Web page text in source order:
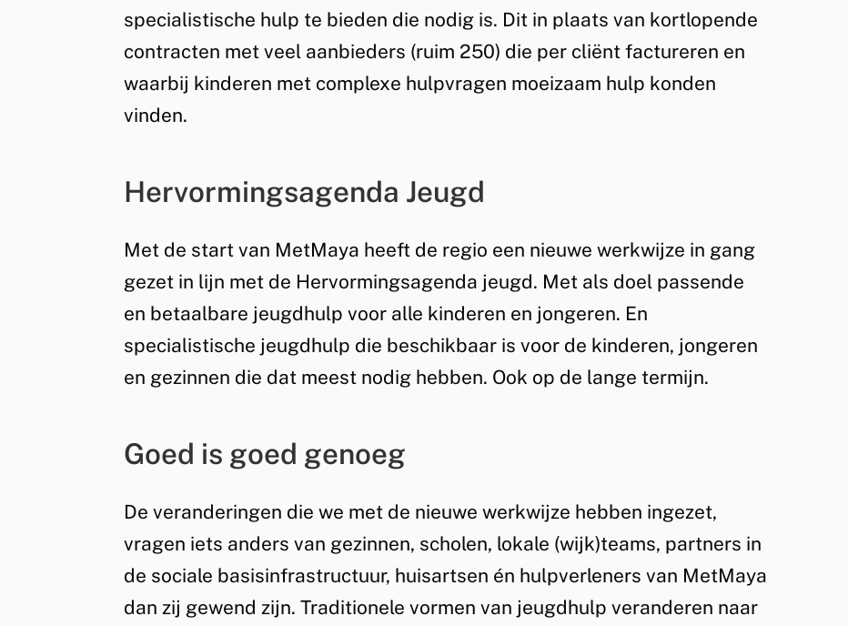
specialistische hulp te bieden die nodig is. Dit in plaats van kortlopende
contracten met veel aanbieders (ruim 250) die per cliënt factureren en
waarbij kinderen met complexe hulpvragen moeizaam hulp konden
vinden.
Hervormingsagenda Jeugd
Met de start van MetMaya heeft de regio een nieuwe werkwijze in gang
gezet in lijn met de Hervormingsagenda jeugd. Met als doel passende
en betaalbare jeugdhulp voor alle kinderen en jongeren. En
specialistische jeugdhulp die beschikbaar is voor de kinderen, jongeren
en gezinnen die dat meest nodig hebben. Ook op de lange termijn.
Goed is goed genoeg
De veranderingen die we met de nieuwe werkwijze hebben ingezet,
vragen iets anders van gezinnen, scholen, lokale (wijk)teams, partners in
de sociale basisinfrastructuur, huisartsen én hulpverleners van MetMaya
dan zij gewend zijn. Traditionele vormen van jeugdhulp veranderen naar